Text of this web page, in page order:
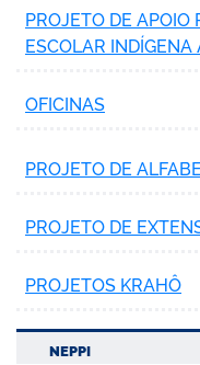
PROJETO DE APOIO
ESCOLAR
OFICINAS
PROJETO DE
PROJETO DE
PROJETOS KRAHÔ
NEPPI